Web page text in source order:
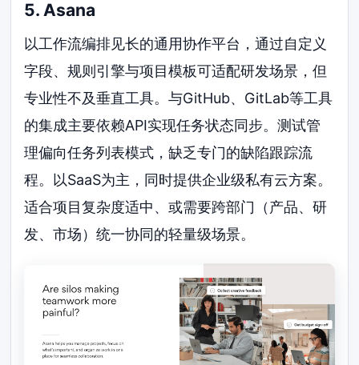
5. Asana
以工作流编排见长的通用协作平台，通过自定义
字段、规则引擎与项目模板可适配研发场景，但
专业性不及垂直工具。与GitHub、GitLab等工具
的集成主要依赖API实现任务状态同步。测试管
理偏向任务列表模式，缺乏专门的缺陷跟踪流
程。以SaaS为主，同时提供企业级私有云方案。
适合项目复杂度适中、或需要跨部门（产品、研
发、市场）统一协同的轻量级场景。